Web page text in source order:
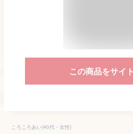
この商品をサイ
ころころあい(40代・女性)